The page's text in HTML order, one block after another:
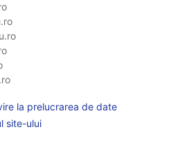
la prelucrarea de date
site-ului